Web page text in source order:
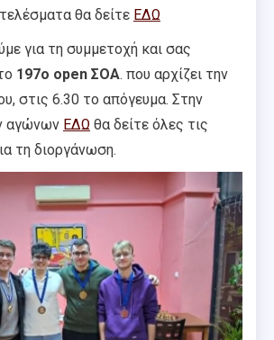
θα δείτε ΕΔΩ
για τη συμμετοχή και σας
197ο open ΣΟΑ. που αρχίζει την
στις 6.30 το απόγευμα. Στην
αγώνων ΕΔΩ θα δείτε όλες τις
τη διοργάνωση.